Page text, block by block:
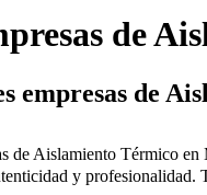
de
empresas de
de Aislamiento Térmico en
y profesionalidad.